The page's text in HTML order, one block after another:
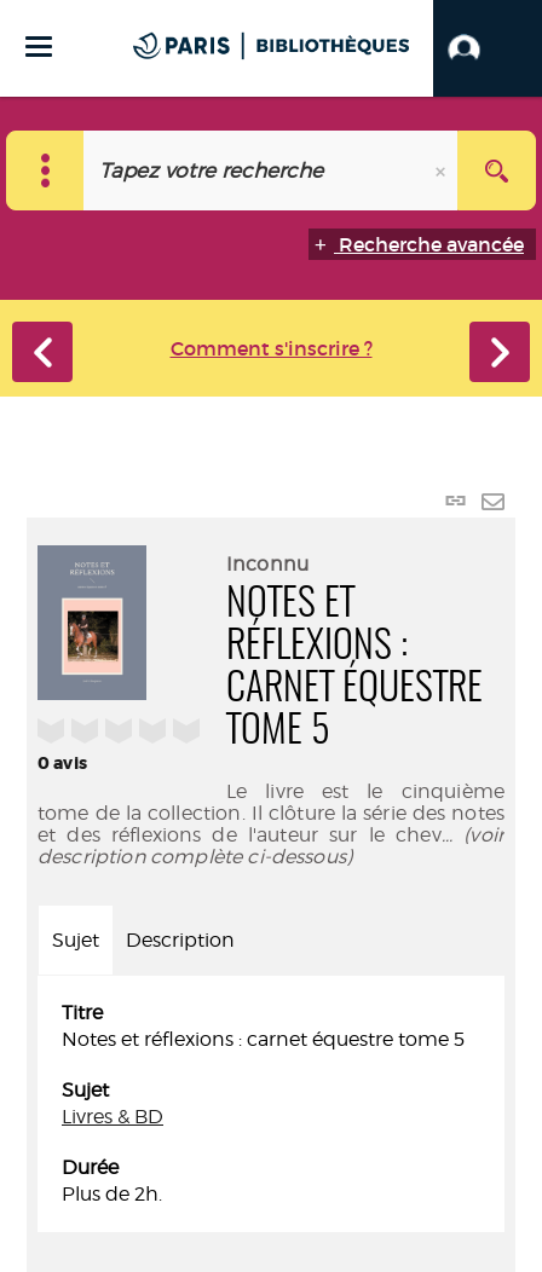
Recherche avancée
Comment s'inscrire ?
Lien
0avis
Inconnu
NOTES ET
RÉFLEXIONS :
CARNET ÉQUESTRE
TOME 5
Le livre est le cinquième
tome de la collection. Il clôture la série des notes
et des réflexions de l'auteur sur le chev... (voir
description complète ci-dessous)
Sujet Description
Titre
Notes et réflexions : carnet équestre tome 5
Sujet
Livres & BD
Durée
Plus de 2h.